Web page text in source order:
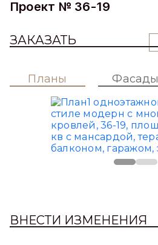
Проект № 36-19
ЗАКАЗАТЬ
Планы Фасады
ВНЕСТИ ИЗМЕНЕНИЯ